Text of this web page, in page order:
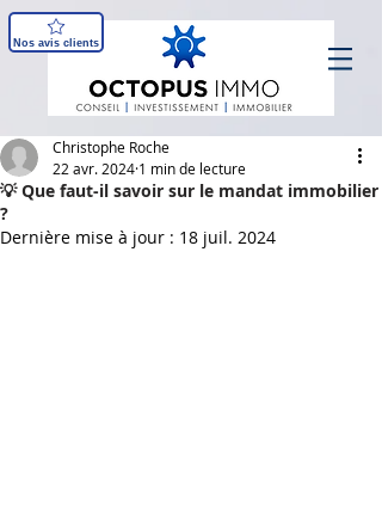
Nos avis clients
💡 Que faut-il savoir sur le mandat immobilier
?
Christophe Roche
22 avr. 2024 1 min de lecture
Dernière mise à jour : 18 juil. 2024